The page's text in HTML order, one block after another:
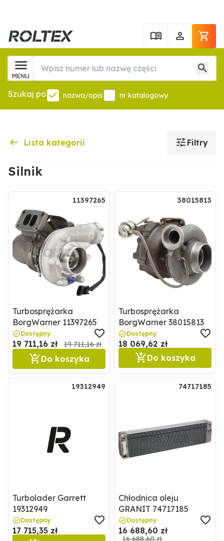
MENU
Szukaj po nazwa/opis nr katalogowy
Lista kategorii Filtry
Silnik
11397265
Turbosprężarka
BorgWarner 11397265
Dostępny
19 711,16 zł 19 711,16 zł
Do koszyka
38015813
Turbosprężarka
BorgWarner 38015813
Dostępny
18 069,62 zł
Do koszyka
19312949
Turbolader Garrett
19312949
Dostępny
17 715,35 zł
74717185
Chłodnica oleju
GRANIT 74717185
Dostępny
16 688,60 zł
16 688,60 zł